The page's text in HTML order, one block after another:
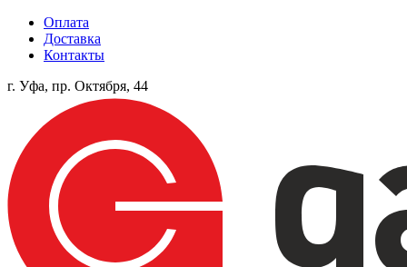
Оплата
Доставка
Контакты
г. Уфа, пр. Октября, 44